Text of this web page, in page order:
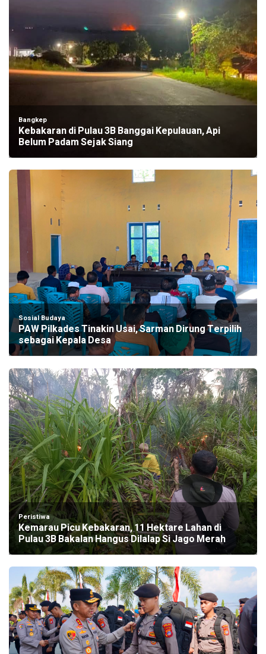
Bangkep
Kebakaran di Pulau 3B Banggai Kepulauan, Api
Belum Padam Sejak Siang
Sosial Budaya
PAW Pilkades Tinakin Usai, Sarman Dirung Terpilih
sebagai Kepala Desa
Peristiwa
Kemarau Picu Kebakaran, 11 Hektare Lahan di
Pulau 3B Bakalan Hangus Dilalap Si Jago Merah